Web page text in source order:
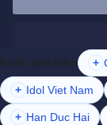
Khám phá thêm +
+ Idol Viet Nam
+ Han Duc Hai